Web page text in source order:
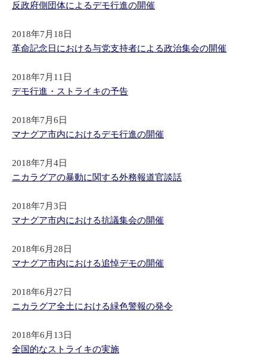
反政府側団体によるデモ行進の開催
2018年7月18日
革命記念日における与党支持者による政治集会の開催
2018年7月11日
デモ行進・ストライキの予告
2018年7月6日
マナグア市内におけるデモ行進の開催
2018年7月4日
ニカラグアの暴動に関する外務報道官談話
2018年7月3日
マナグア市内における抗議集会の開催
2018年6月28日
マナグア市内における追悼デモの開催
2018年6月27日
ニカラグア全土における緑色警報の発令
2018年6月13日
全国的なストライキの実施